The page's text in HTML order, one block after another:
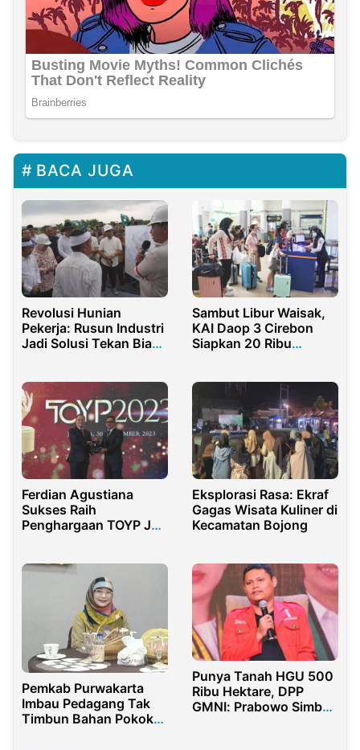
BACA JUGA
Revolusi Hunian
Pekerja: Rusun Industri
Jadi Solusi Tekan Biaya
Sambut Libur Waisak,
KAI Daop 3 Cirebon
Siapkan 20 Ribu
Ferdian Agustiana
Sukses Raih
Penghargaan TOYP JCI
Eksplorasi Rasa: Ekraf
Gagas Wisata Kuliner di
Kecamatan Bojong
Pemkab Purwakarta
Imbau Pedagang Tak
Timbun Bahan Pokok
Punya Tanah HGU 500
Ribu Hektare, DPP
GMNI: Prabowo Simbol